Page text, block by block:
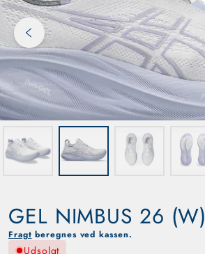
Previous slide
GEL NIMBUS 26 (W)
Fragt beregnes ved kassen.
Udsolgt